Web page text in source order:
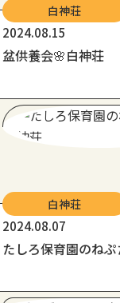
白神荘
2024.08.15
盆供養会🌸白神荘
白神荘
2024.08.07
たしろ保育園のね